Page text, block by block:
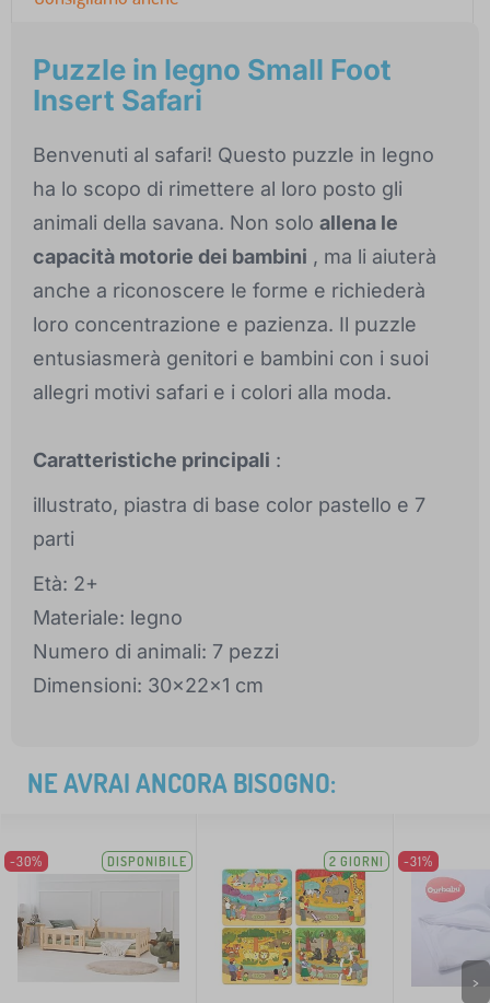
Puzzle in legno Small Foot
Insert Safari
Benvenuti al safari! Questo puzzle in legno
ha lo scopo di rimettere al loro posto gli
animali della savana. Non solo allena le
capacità motorie dei bambini , ma li aiuterà
anche a riconoscere le forme e richiederà
loro concentrazione e pazienza. Il puzzle
entusiasmerà genitori e bambini con i suoi
allegri motivi safari e i colori alla moda.
Caratteristiche principali :
illustrato, piastra di base color pastello e 7
parti
Età: 2+
Materiale: legno
Numero di animali: 7 pezzi
Dimensioni: 30x22x1 cm
NE AVRAI ANCORA BISOGNO:
-30% DISPONIBILE 2 GIORNI -31%
>